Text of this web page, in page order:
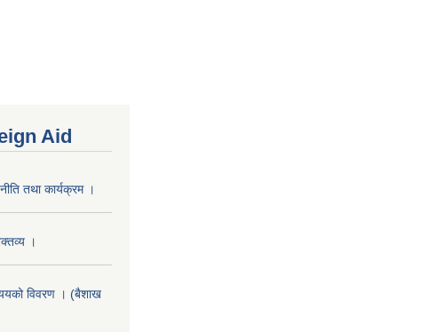
Aid
तथा कार्यक्रम ।
।
विवरण । (बैशाख